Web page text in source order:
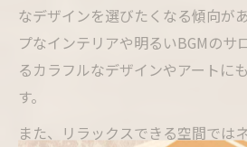
なデザインを選びたくなる傾向が
プなインテリアや明るいBGMのサ
るカラフルなデザインやアートに
す。
また、リラックスできる空間では